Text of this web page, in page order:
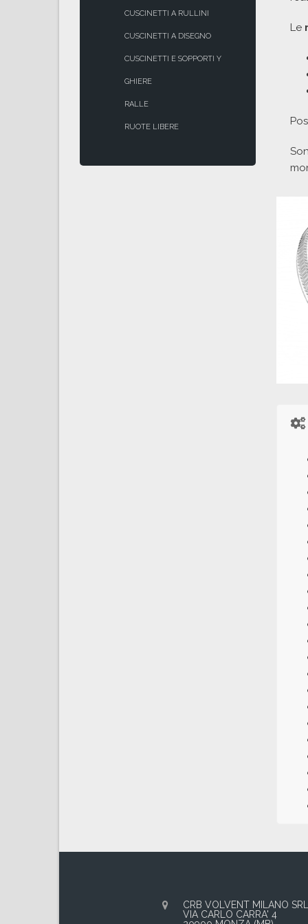
CUSCINETTI A RULLINI
CUSCINETTI A DISEGNO
CUSCINETTI E SOPPORTI Y
GHIERE
RALLE
RUOTE LIBERE
Le
CRB VOLVENT MILANO SRL
VIA CARLO CARRA' 4